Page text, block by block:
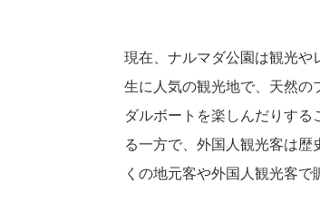
現在、ナルマダ公園は観光や
生に人気の観光地で、天然の
ダルボートを楽しんだりす
る一方で、外国人観光客は
くの地元客や外国人観光客で